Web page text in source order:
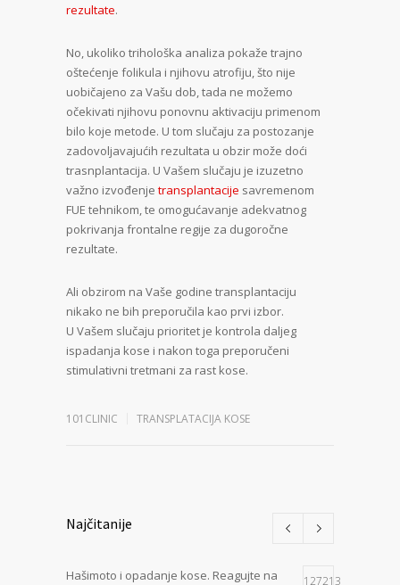
rezultate.
No, ukoliko trihološka analiza pokaže trajno
oštećenje folikula i njihovu atrofiju, što nije
uobičajeno za Vašu dob, tada ne možemo
očekivati njihovu ponovnu aktivaciju primenom
bilo koje metode. U tom slučaju za postozanje
zadovoljavajućih rezultata u obzir može doći
trasnplantacija. U Vašem slučaju je izuzetno
važno izvođenje transplantacije savremenom
FUE tehnikom, te omogućavanje adekvatnog
pokrivanja frontalne regije za dugoročne
rezultate.
Ali obzirom na Vaše godine transplantaciju
nikako ne bih preporučila kao prvi izbor.
U Vašem slučaju prioritet je kontrola daljeg
ispadanja kose i nakon toga preporučeni
stimulativni tretmani za rast kose.
101CLINIC TRANSPLATACIJA KOSE
Najčitanije
Hašimoto i opadanje kose. Reagujte na 127213